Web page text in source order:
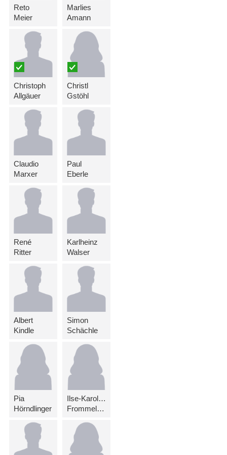
Reto
Meier
Christoph
Allgäuer
Claudio
Marxer
René
Ritter
Albert
Kindle
Pia
Hörndlinger
Marlies
Amann
Christl
Gstöhl
Paul
Eberle
Karlheinz
Walser
Simon
Schächle
Ilse-Karolina
Frommelt-Wohlwend